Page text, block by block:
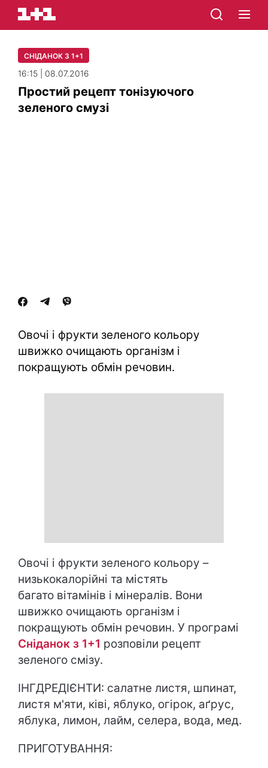
СНІДАНОК З 1+1
16:15 | 08.07.2016
Простий рецепт тонізуючого
зеленого смузі
Овочі і фрукти зеленого кольору
швижко очищають організм і
покращують обмін речовин.
Овочі і фрукти зеленого кольору –
низькокалорійні та містять
багато вітамінів і мінералів. Вони
швижко очищають організм і
покращують обмін речовин. У програмі
Сніданок з 1+1 розповіли рецепт
зеленого смізу.
ІНГДРЕДІЄНТИ: салатне листя, шпинат,
листя м'яти, ківі, яблуко, огірок, аґрус,
яблука, лимон, лайм, селера, вода, мед.
ПРИГОТУВАННЯ: